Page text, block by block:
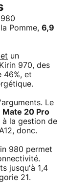
Pomme, 6,9
un
970, des
46%, et
Le
Mate 20 Pro
à la gestion de
donc.
980 permet
jusqu'à 1,4
21.